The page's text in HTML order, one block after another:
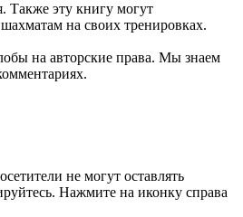
Также эту книгу могут
на своих тренировках.
на авторские права. Мы знаем
не могут оставлять
Нажмите на иконку справа